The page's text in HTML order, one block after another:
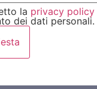
la privacy policy
dei dati personali.